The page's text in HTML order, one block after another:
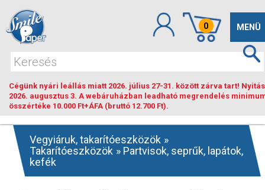
Toggle
MENÜ
0
Cégünk nyári leállás miatt 2026. július 27-31. között zárva tart!
2026. augusztus 3. A webáruházban leadható megrendelés
összértéke 10.000 Ft+ÁFA (bruttó 12.700 Ft).
Vegyiáruk, takarítóeszközök »
Takarítóeszközök » Partvisok, seprűk, lapátok,
kefék